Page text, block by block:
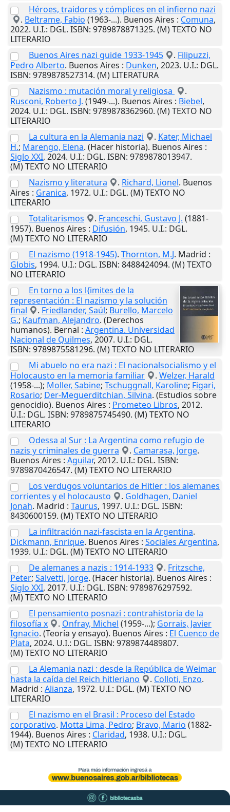
Héroes, traidores y cómplices en el infierno nazi
. Beltrame, Fabio (1963-...). Buenos Aires : Comuna,
2022. U.I.: DGL. ISBN: 9789878871325. (M) TEXTO NO
LITERARIO
Buenos Aires nazi guide 1933-1945
. Filipuzzi,
Pedro Alberto. Buenos Aires : Dunken, 2023. U.I.: DGL.
ISBN: 9789878527314. (M) LITERATURA
Nazismo : mutación moral y religiosa
.
Rusconi, Roberto J. (1949-...). Buenos Aires : Biebel,
2024. U.I.: DGL. ISBN: 9789878362960. (M) TEXTO NO
LITERARIO
La cultura en la Alemania nazi
. Kater, Michael
H.; Marengo, Elena. (Hacer historia). Buenos Aires :
Siglo XXI, 2024. U.I.: DGL. ISBN: 9789878013947.
(M) TEXTO NO LITERARIO
Nazismo y literatura
. Richard, Lionel. Buenos
Aires : Granica, 1972. U.I.: DGL. (M) TEXTO NO
LITERARIO
Totalitarismos
. Franceschi, Gustavo J. (1881-
1957). Buenos Aires : Difusión, 1945. U.I.: DGL.
(M) TEXTO NO LITERARIO
El nazismo (1918-1945). Thornton, M.J. Madrid :
Globis, 1994. U.I.: DGL. ISBN: 8488424094. (M) TEXTO
NO LITERARIO
En torno a los l{imites de la
representación : El nazismo y la solución
final
. Friedlander, Saúl; Burello, Marcelo
G.; Kaufman, Alejandro. (Derechos
humanos). Bernal : Argentina. Universidad
Nacional de Quilmes, 2007. U.I.: DGL.
ISBN: 9789875581296. (M) TEXTO NO LITERARIO
Mi abuelo no era nazi : El nacionalsocialismo y el
Holocausto en la memoria familiar
. Welzer, Harald
(1958-...); Moller, Sabine; Tschuggnall, Karoline; Figari,
Rosario; Der-Meguerditchian, Silvina. (Estudios sobre
genocidio). Buenos Aires : Prometeo Libros, 2012.
U.I.: DGL. ISBN: 9789875745490. (M) TEXTO NO
LITERARIO
Odessa al Sur : La Argentina como refugio de
nazis y criminales de guerra
. Camarasa, Jorge.
Buenos Aires : Aguilar, 2012. U.I.: DGL. ISBN:
9789870426547. (M) TEXTO NO LITERARIO
Los verdugos voluntarios de Hitler : los alemanes
corrientes y el holocausto
. Goldhagen, Daniel
Jonah. Madrid : Taurus, 1997. U.I.: DGL. ISBN:
8430600159. (M) TEXTO NO LITERARIO
La infiltración nazi-fascista en la Argentina.
Dickmann, Enrique. Buenos Aires : Sociales Argentina,
1939. U.I.: DGL. (M) TEXTO NO LITERARIO
De alemanes a nazis : 1914-1933
. Fritzsche,
Peter; Salvetti, Jorge. (Hacer historia). Buenos Aires :
Siglo XXI, 2017. U.I.: DGL. ISBN: 9789876297592.
(M) TEXTO NO LITERARIO
El pensamiento posnazi : contrahistoria de la
filosofía x
. Onfray, Michel (1959-...); Gorrais, Javier
Ignacio. (Teoría y ensayo). Buenos Aires : El Cuenco de
Plata, 2024. U.I.: DGL. ISBN: 9789874489807.
(M) TEXTO NO LITERARIO
La Alemania nazi : desde la República de Weimar
hasta la caída del Reich hitleriano
. Colloti, Enzo.
Madrid : Alianza, 1972. U.I.: DGL. (M) TEXTO NO
LITERARIO
El nazismo en el Brasil : Proceso del Estado
corporativo. Motta Lima, Pedro; Bravo, Mario (1882-
1944). Buenos Aires : Claridad, 1938. U.I.: DGL.
(M) TEXTO NO LITERARIO